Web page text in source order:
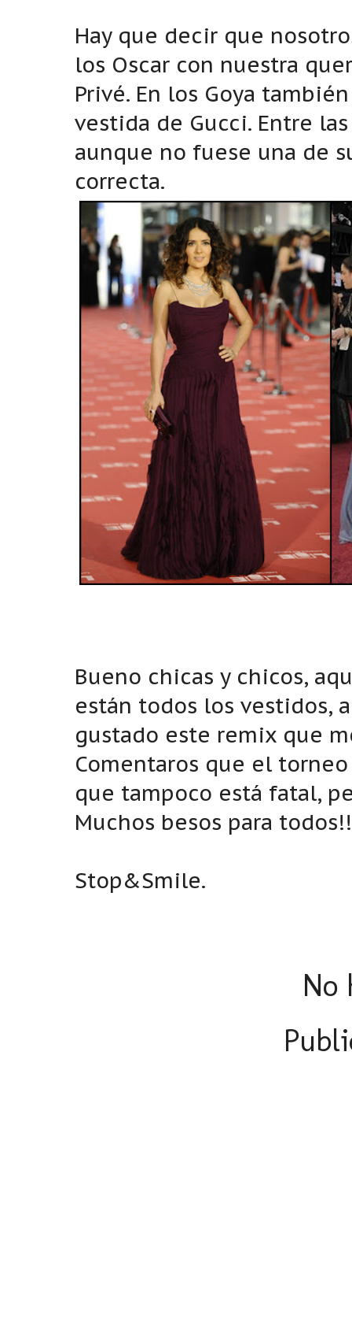
Hay que decir que
los Oscar con nuestra
Privé. En los Goya
vestida de Gucci. Entre
aunque no fuese una de
correcta.
Bueno chicas y chicos,
están todos los vestidos,
gustado este remix que
Comentaros que el
que tampoco está fatal,
Muchos besos para todos!!
Stop&Smile.
No